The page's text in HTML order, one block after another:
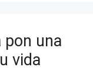
pon una
vida